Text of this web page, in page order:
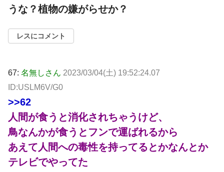
うな？植物の嫌がらせか？
レスにコメント
67: 名無しさん 2023/03/04(土) 19:52:24.07
ID:USLM6V/G0
>>62
人間が食うと消化されちゃうけど、
鳥なんかが食うとフンで運ばれるから
あえて人間への毒性を持ってるとかなんとか
テレビでやってた